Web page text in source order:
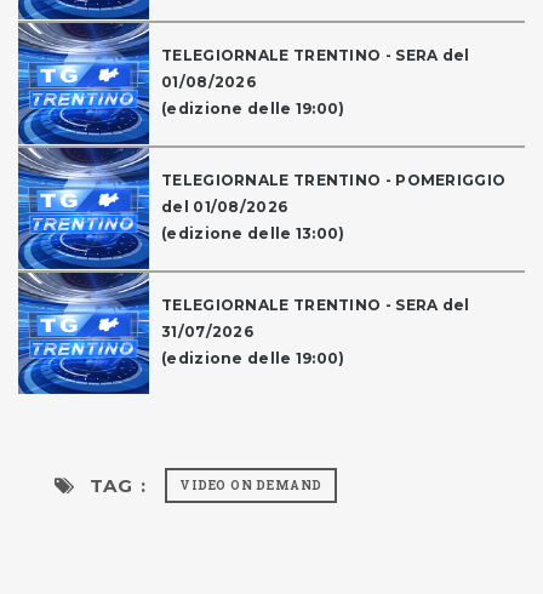
TELEGIORNALE TRENTINO - SERA del
01/08/2026
(edizione delle 19:00)
TELEGIORNALE TRENTINO - POMERIGGIO
del 01/08/2026
(edizione delle 13:00)
TELEGIORNALE TRENTINO - SERA del
31/07/2026
(edizione delle 19:00)
TAG : VIDEO ON DEMAND